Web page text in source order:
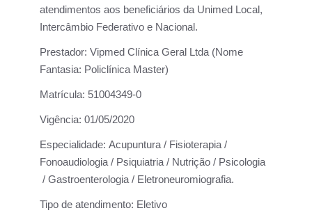
atendimentos aos beneficiários da Unimed Local,
Intercâmbio Federativo e Nacional.
Prestador: Vipmed Clínica Geral Ltda (Nome
Fantasia: Policlínica Master)
Matrícula: 51004349-0
Vigência: 01/05/2020
Especialidade: Acupuntura / Fisioterapia /
Fonoaudiologia / Psiquiatria / Nutrição / Psicologia
/ Gastroenterologia / Eletroneuromiografia.
Tipo de atendimento: Eletivo